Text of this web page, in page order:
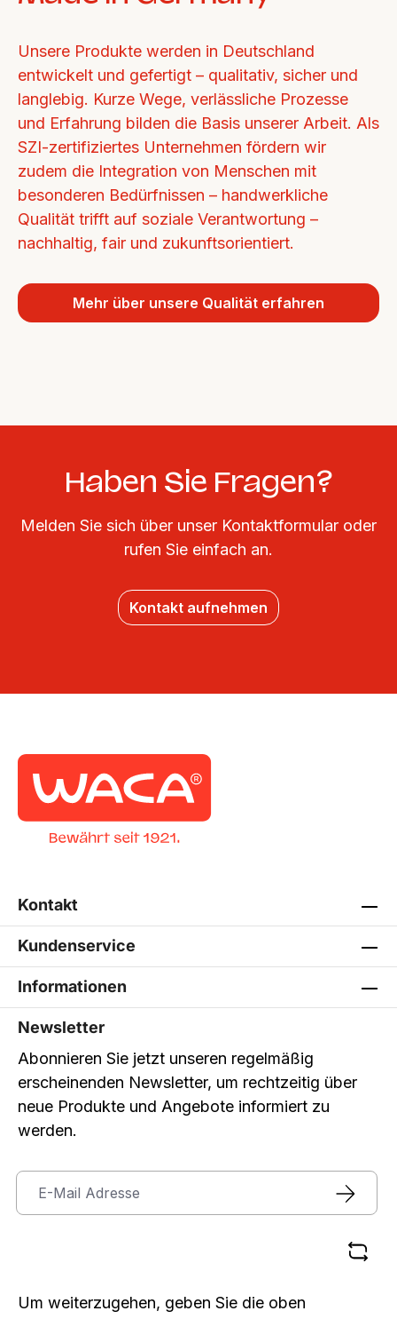
Unsere Produkte werden in Deutschland
entwickelt und gefertigt – qualitativ, sicher und
langlebig. Kurze Wege, verlässliche Prozesse
und Erfahrung bilden die Basis unserer Arbeit. Als
SZI-zertifiziertes Unternehmen fördern wir
zudem die Integration von Menschen mit
besonderen Bedürfnissen – handwerkliche
Qualität trifft auf soziale Verantwortung –
nachhaltig, fair und zukunftsorientiert.
Mehr über unsere Qualität erfahren
Haben Sie Fragen?
Melden Sie sich über unser Kontaktformular oder
rufen Sie einfach an.
Kontakt aufnehmen
Kontakt
Kundenservice
Informationen
Newsletter
Abonnieren Sie jetzt unseren regelmäßig
erscheinenden Newsletter, um rechtzeitig über
neue Produkte und Angebote informiert zu
werden.
Um weiterzugehen, geben Sie die oben